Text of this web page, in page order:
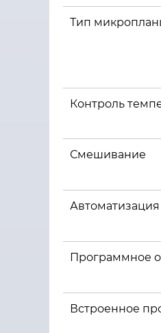
Тип
Контроль
Смешивание
Автоматизация
Программное
Встроенное